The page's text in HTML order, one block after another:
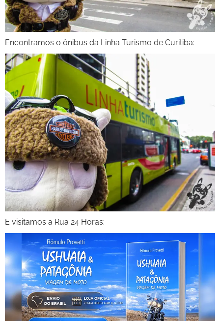
Encontramos o ônibus da Linha Turismo de Curitiba:
E visitamos a Rua 24 Horas: